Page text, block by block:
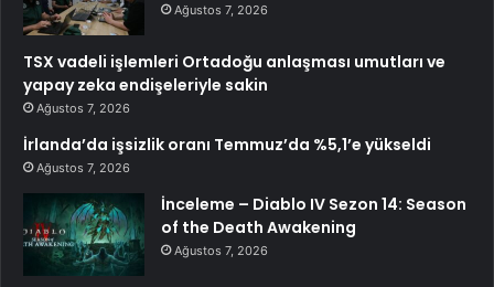
Ağustos 7, 2026
TSX vadeli işlemleri Ortadoğu anlaşması umutları ve
yapay zeka endişeleriyle sakin
Ağustos 7, 2026
İrlanda’da işsizlik oranı Temmuz’da %5,1’e yükseldi
Ağustos 7, 2026
İnceleme – Diablo IV Sezon 14: Season
of the Death Awakening
Ağustos 7, 2026